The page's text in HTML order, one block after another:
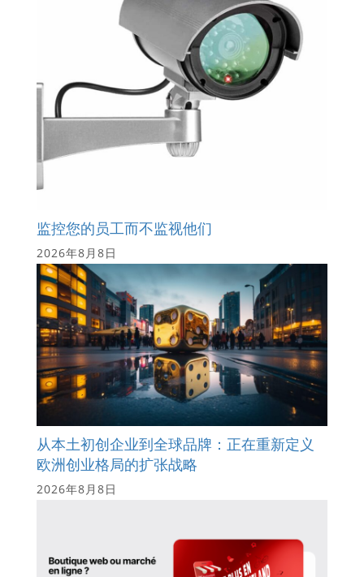
监控您的员工而不监视他们
2026年8月8日
从本土初创企业到全球品牌：正在重新定义
欧洲创业格局的扩张战略
2026年8月8日